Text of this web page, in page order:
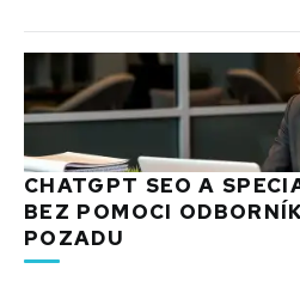
CHATGPT SEO A
BEZ POMOCI
POZADU